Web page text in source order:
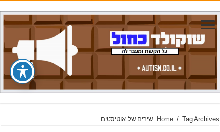
Home / Tag Archives: שירים של אוטיסטים